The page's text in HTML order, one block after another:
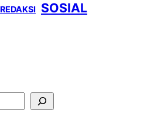
REDAKSI SOSIAL